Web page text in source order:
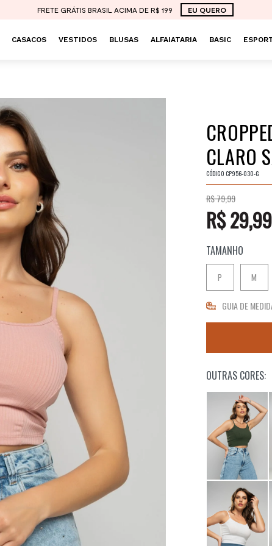
FRETE GRÁTIS BRASIL ACIMA DE R$ 199 EU QUERO
CASACOS VESTIDOS BLUSAS ALFAIATARIA BASIC
CLARO
CÓDIGO CP956-030-G
R$ 79,99
R$ 29,99
TAMANHO
P M
GUIA DE
OUTRAS CORES: